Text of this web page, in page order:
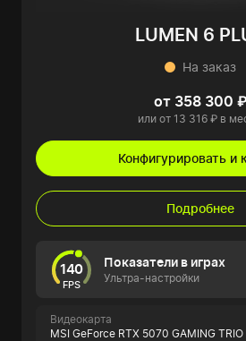
LUMEN 6
На заказ
от 358 300 ₽
или от 13 316 ₽ в
Конфигурировать и
Подробнее
140
FPS
Показатели в играх
Ультра-настройки
Видеокарта
MSI GeForce RTX 5070 GAMING TRIO